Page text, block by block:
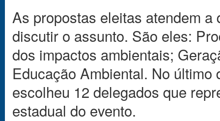
As propostas eleitas atendem
discutir o assunto. São eles:
dos impactos ambientais;
Educação Ambiental. No
escolheu 12 delegados que
estadual do evento.